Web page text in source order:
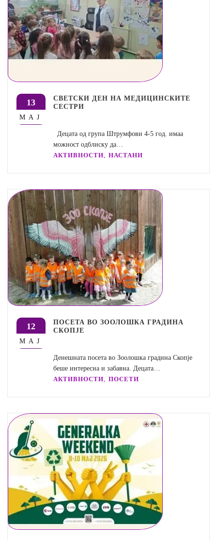
13
МАЈ
СВЕТСКИ ДЕН НА МЕДИЦИНСКИТЕ
СЕСТРИ
Децата од група Штрумфови 4-5 год. имаа
можност одблиску да…
АКТИВНОСТИ ,НАСТАНИ
12
МАЈ
ПОСЕТА ВО ЗООЛОШКА ГРАДИНА
СКОПЈЕ
Денешната посета во Зоолошка градина Скопје
беше интересна и забавна. Децата…
АКТИВНОСТИ ,ПОСЕТИ